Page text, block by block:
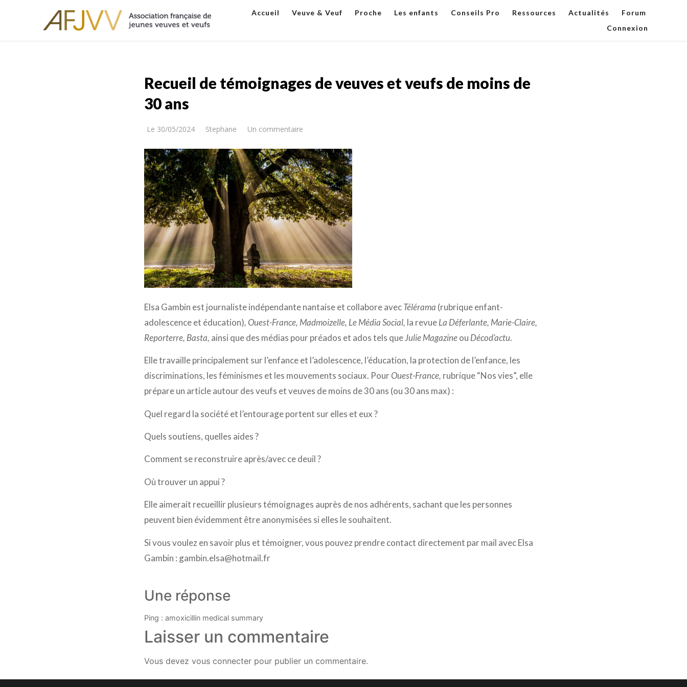
Accueil Veuve & Veuf Proche Les enfants Conseils Pro Ressources Actualités
Forum
Connexion
Recueil de témoignages de veuves et veufs de moins de
30 ans
Le 30/05/2024 Stephane Un commentaire
Elsa Gambin est journaliste indépendante nantaise et collabore avecTélérama (rubrique enfant-
adolescence et éducation), Ouest-France, Madmoizelle, Le Média Social, la revueLa Déferlante, Marie-Claire,
Reporterre, Basta, ainsi que des médias pour préados et ados tels queJulie Magazineou Décod’actu.
Elle travaille principalement sur l’enfance et l’adolescence, l’éducation, la protection de l’enfance, les
discriminations, les féminismes et les mouvements sociaux. PourOuest-France, rubrique “Nos vies”, elle
prépare un article autour des veufs et veuves de moins de 30 ans (ou 30 ans max) :
Quel regard la société et l’entourage portent sur elles et eux ?
Quels soutiens, quelles aides ?
Comment se reconstruire après/avec ce deuil ?
Où trouver un appui ?
Elle aimerait recueillir plusieurs témoignages auprès de nos adhérents, sachant que les personnes
peuvent bien évidemment être anonymisées si elles le souhaitent.
Si vous voulez en savoir plus et témoigner, vous pouvez prendre contact directement par mail avec Elsa
Gambin : gambin.elsa@hotmail.fr
Une réponse
Ping : amoxicillin medical summary
Laisser un commentaire
Vous devez vous connecter pour publier un commentaire.